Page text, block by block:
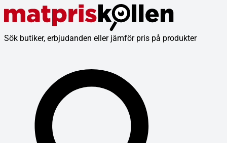
Sök butiker, erbjudanden eller jämför pris på produkter